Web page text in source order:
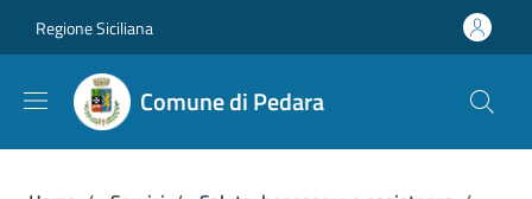
Regione Siciliana
Comune di Pedara